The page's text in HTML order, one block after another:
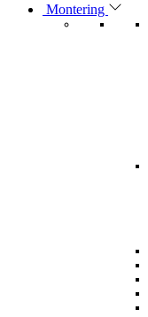
Montering